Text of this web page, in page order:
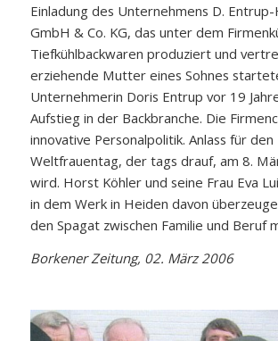
Einladung des Unternehmens D. Entrup-
GmbH & Co. KG, das unter dem
Tiefkühlbackwaren produziert und
erziehende Mutter eines Sohnes
Unternehmerin Doris Entrup vor 19
Aufstieg in der Backbranche. Die
innovative Personalpolitik. Anlass für
Weltfrauentag, der tags drauf, am 8.
wird. Horst Köhler und seine Frau Eva
in dem Werk in Heiden davon
den Spagat zwischen Familie und Beruf
Borkener Zeitung, 02. März 2006